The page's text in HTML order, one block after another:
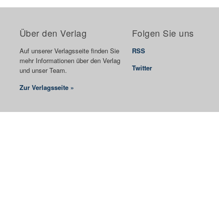
Über den Verlag
Auf unserer Verlagsseite finden Sie
mehr Informationen über den Verlag
und unser Team.
Zur Verlagsseite »
Folgen Sie uns
RSS
Twitter